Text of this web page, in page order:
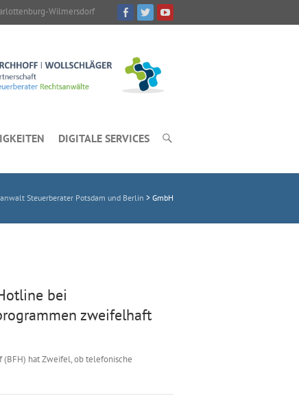
Wilmersdorf
DIGITALE SERVICES
Steuerberater Potsdam und Berlin > GmbH
bei
zweifelhaft
(BFH) hat Zweifel, ob telefonische